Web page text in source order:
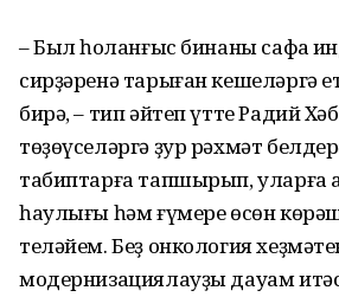
– Был һоҡланғыс бинаны сафҡа
сирҙәренә тарыған кешеләргә
бирә, – тип әйтеп үтте Радий
төҙөүселәргә ҙур рәхмәт
табиптарға тапшырып, уларға
һаулығы һәм ғүмере өсөн
теләйем. Беҙ онкология
модернизациялауҙы дауам